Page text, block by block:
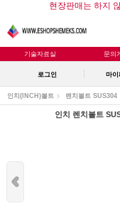
현장판매는 하지
기술자료실 문의
로그인 마이
인치(INCH)볼트 렌치볼트 SUS304
인치 렌치볼트